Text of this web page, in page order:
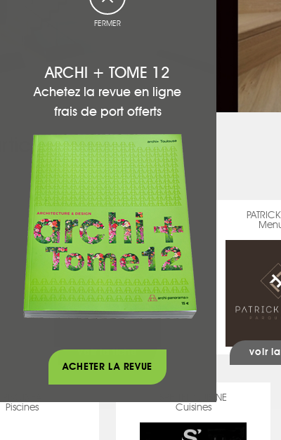
à ce projet :
IMC
Escaliers
voir la fiche voir
Piscines
SPETTEL CUISINE
Cuisines
FERMER
ARCHI + TOME 12
Achetez la revue en ligne
frais de port offerts
ACHETER LA REVUE